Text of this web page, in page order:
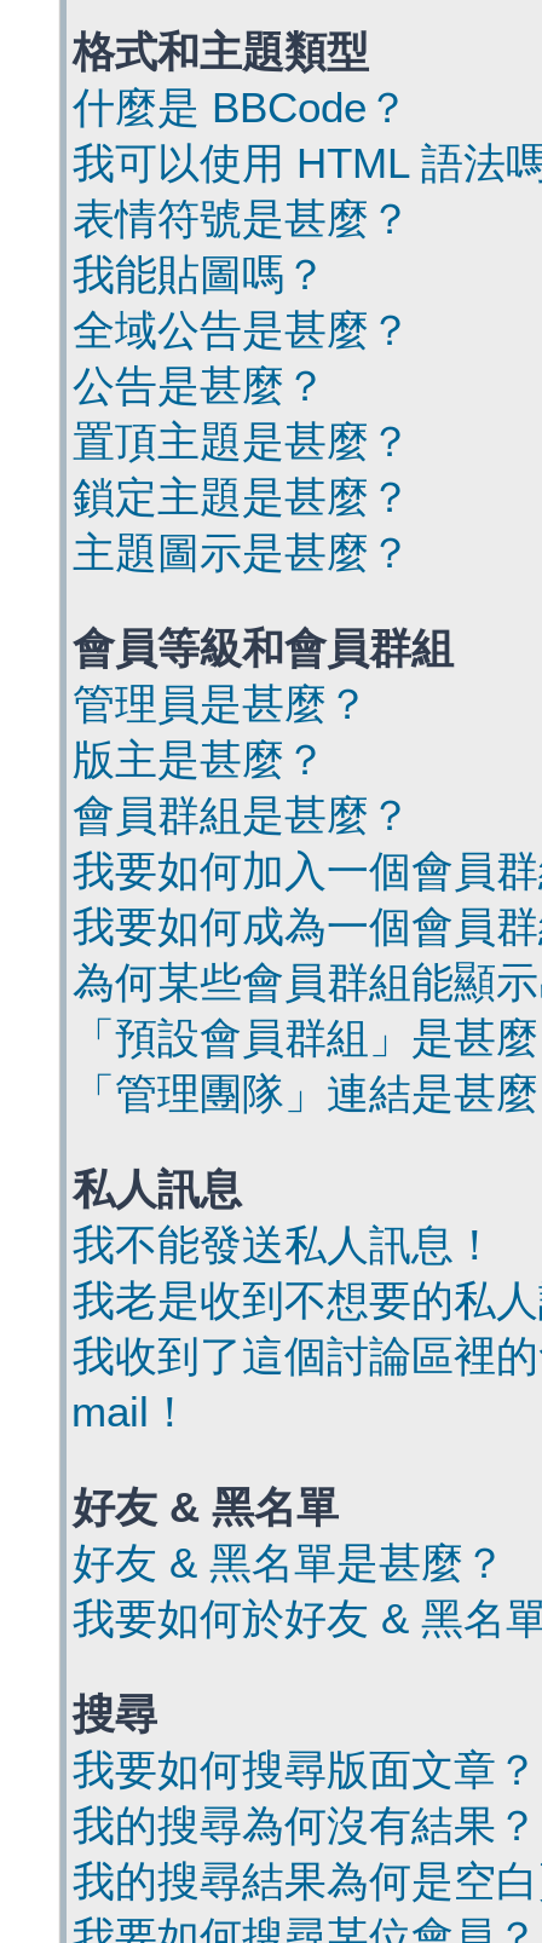
格式和主題類型
什麼是 BBCode？
我可以使用 HTML 語法
表情符號是甚麼？
我能貼圖嗎？
全域公告是甚麼？
公告是甚麼？
置頂主題是甚麼？
鎖定主題是甚麼？
主題圖示是甚麼？
會員等級和會員群組
管理員是甚麼？
版主是甚麼？
會員群組是甚麼？
我要如何加入一個會員
我要如何成為一個會員
為何某些會員群組能顯
「預設會員群組」是甚
「管理團隊」連結是甚
私人訊息
我不能發送私人訊息！
我老是收到不想要的私
我收到了這個討論區裡
mail！
好友 & 黑名單
好友 & 黑名單是甚麼？
我要如何於好友 & 黑名
搜尋
我要如何搜尋版面文章？
我的搜尋為何沒有結果？
我的搜尋結果為何是空